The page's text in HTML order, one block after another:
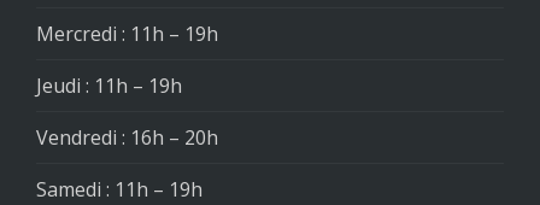
Mercredi : 11h – 19h
Jeudi : 11h – 19h
Vendredi : 16h – 20h
Samedi : 11h – 19h